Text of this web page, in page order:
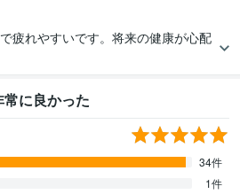
疲れやすいです。将来の健康が心配
に良かった
34件
1件